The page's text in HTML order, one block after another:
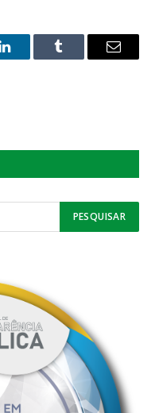
LinkedInTumblr
E-